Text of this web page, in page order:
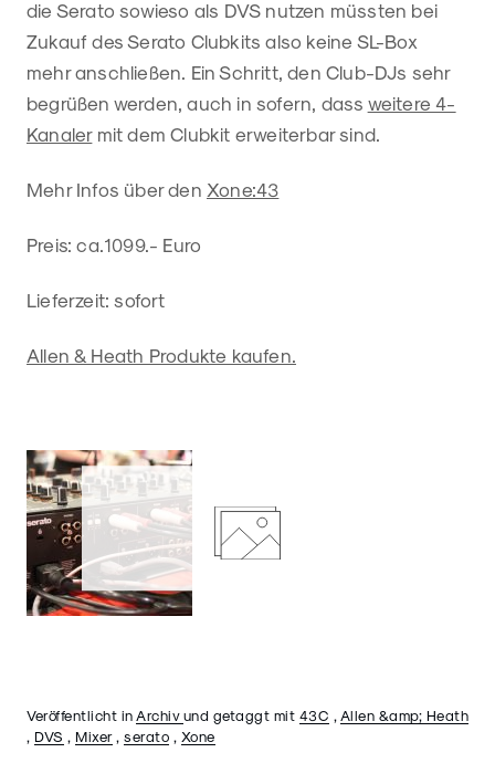
die Serato sowieso als DVS nutzen müssten bei
Zukauf des Serato Clubkits also keine SL-Box
mehr anschließen. Ein Schritt, den Club-DJs sehr
begrüßen werden, auch in sofern, dass weitere 4-
Kanalermit dem Clubkit erweiterbar sind.
Mehr Infos über den Xone:43
Preis: ca.1099.- Euro
Lieferzeit: sofort
Allen & Heath Produkte kaufen.
Veröffentlicht in Archiv und getaggt mit 43C , Allen &amp; Heath
, DVS , Mixer, serato , Xone